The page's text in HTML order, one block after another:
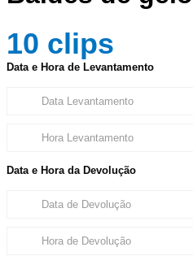
10 clips
Data e Hora de Levantamento
Data e Hora da Devolução